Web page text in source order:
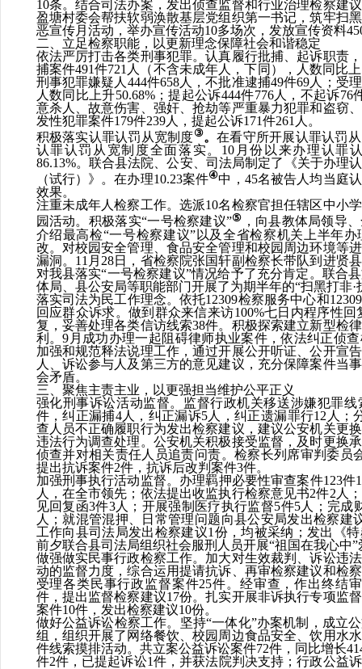
10条。结合司法办案，发出侦查监督和行业治理检察建议
盈塘村委会帮扶软弱涣散基层党组织第一书记，筑牢扫
恶宣传月活动，举办宣传活动10多场次，发放宣传资料
二、立足检察职能，以更新理念保障社会和谐稳定
依法严厉打击各类刑事犯罪。认真履行批捕、起诉职责
捕案件491件721 人（不含未成年人，下同），人数同比
刑事犯罪嫌疑人 444件658人，不批准逮捕49件69人； 受
人数同比上升50.68%； 提起公诉444件776人，不起诉76
意杀人、故意伤害、强奸、抢劫等严重暴力犯罪和盗窃
发性犯罪案件179件239人，提起公诉171件261 人。
积极落实认罪认罚从宽制度③。 在看守所开展认罪认罚
认罪认罚从宽制度全面落实。 10 月份以来办理认罪
86.13%。 联合县法院、公安、司法局制定了《关于办理
（试行）》。在办理10.23案件④中， 45名被告人均当庭
效果。
注重未成年人检察工作。选派10名检察官担任辖区中小
园活动。 积极落实“一号检察建议”⑤ ，向县教体局领导
介绍最高检“一号检察建议”以及全省检察机关上半年
改。对校园安全管理、食品安全管理和校园周边环境等
漏洞。 11 月 28日，省检察院张国轩副检察长带队到进贤县
对我县落实“一号检察建议”情况给予了充分肯定。联合
体局、县公安局等职能部门开展了为期半年的“扫黑打非·
落实司法为民工作理念。依托12309检察服务中心和12309
回应群众诉求。做到群众来信来访100%七日内程序性回
复，妥善处理各类信访线索38件。 积极探索建立新型检
利 。9 月成功办理一起阻碍律师执业案件，依法纠正侦
加强和规范释法说理工作，通过开展公开听证、公开宣
人、诉讼参与人及第三方的意见建议，充分保障案件当
会矛盾。
三、聚焦主责主业，以更强担当维护公平正义
强化刑事诉讼活动监督。 监督行政机关移送涉嫌犯罪线
件，纠正漏捕4人，纠正漏诉5人，纠正遗漏罪行12 人；
查人员不正确履职行为发出检察建议，建议公安机关更
违法行为调查处理。公安机关积极接受监督，及时更换
侦查并对相关责任人员追责问责。 检察长列席审判委员
提出抗诉案件2件，抗诉后改判案件3件。
加强刑事执行活动监督。 办理羁押必要性审查案件123件
人，在全市领先；依法提出收监执行检察意见书2件2 人
见回复函3件3人；开展强制医疗执行监督5件5人；完成
人；就混管混押、日常管理问题向县公安局发出检察建
工作向县司法局发出检察建议1 份，均被采纳；发出《
前夕联合县司法局组织社会服刑人员开展“祖国在我心中
做强做实民事行政检察工作。 加大对生效裁判、诉讼违
动的监督力度，综合运用提请抗诉、再审检察建议和检
受理各类民事行政监督案件25件。经审查，作出终结
件，提出监督检察建议17份。扎实开展非诉执行专项监
案件10件，发出检察建议10份。
做好公益诉讼检察工作。 坚持“一体化”办案机制，成立
组 ，组织开展了网络餐饮、校园周边食品安全、饮用水
件线索摸排活动。共立案公益诉讼案件72件，同比增长
件2件，已提起诉讼1件，并获法院判决支持；行政公益